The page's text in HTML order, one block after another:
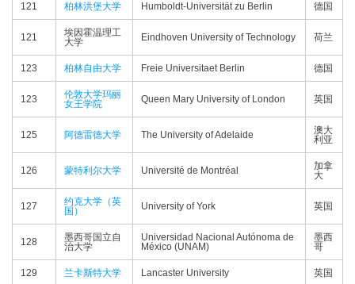
121 柏林洪堡大学 Humboldt-Universität zu Berlin 德国
121
埃因霍温理工
大学
Eindhoven University of Technology 荷兰
123 柏林自由大学 Freie Universitaet Berlin 德国
123
伦敦大学玛丽
女王学院
Queen Mary University of London 英国
125 阿德雷德大学 The University of Adelaide
澳大
利亚
126 蒙特利尔大学 Université de Montréal
加拿
大
127
约克大学（英
国）
University of York 英国
128
墨西哥国立自
治大学
Universidad Nacional Autónoma de
México (UNAM)
墨西
哥
129 兰卡斯特大学 Lancaster University 英国